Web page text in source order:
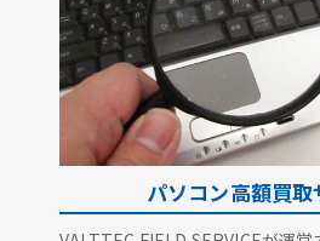
パソコン高額買取